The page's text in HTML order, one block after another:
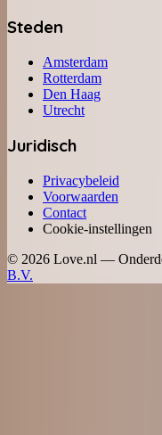
Steden
Amsterdam
Rotterdam
Den Haag
Utrecht
Juridisch
Privacybeleid
Voorwaarden
Contact
Cookie-instellingen
© 2026 Love.nl —
B.V.